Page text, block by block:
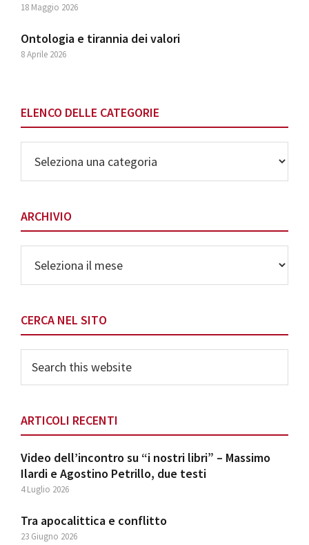
18 Maggio 2026
Ontologia e tirannia dei valori
8 Aprile 2026
ELENCO DELLE CATEGORIE
delle
Categorie
ARCHIVIO
CERCA NEL SITO
this
website
ARTICOLI RECENTI
Video dell’incontro su “i nostri libri” – Massimo
Ilardi e Agostino Petrillo, due testi
4 Luglio 2026
Tra apocalittica e conflitto
23 Giugno 2026